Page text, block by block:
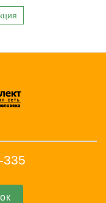
335